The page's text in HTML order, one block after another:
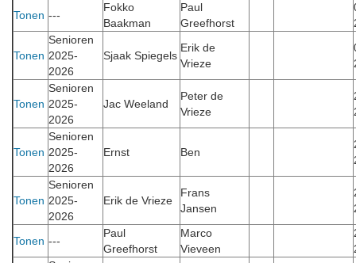
Tonen ---
Fokko
Baakman
Paul
Greefhorst
Tonen
Senioren
2025-
2026
Sjaak Spiegels
Erik de
Vrieze
Tonen
Senioren
2025-
2026
Jac Weeland
Peter de
Vrieze
Tonen
Senioren
2025-
2026
Ernst Ben
Tonen
Senioren
2025-
2026
Erik de Vrieze
Frans
Jansen
Tonen ---
Paul
Greefhorst
Marco
Vieveen